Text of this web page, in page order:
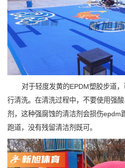
对于轻度发黄的EPDM塑胶步道
行清洗。在清洗过程中，不要使用强
剂，这种强腐蚀的清洁剂会损伤epdm
跑道，没有残留清洁剂既可。